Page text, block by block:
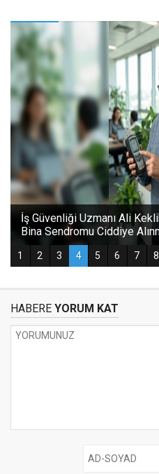
HABERE YORUM KAT